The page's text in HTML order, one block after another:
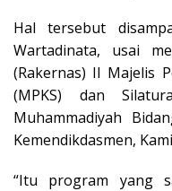
Hal tersebut
Wartadinata, usai
(Rakernas) II Majelis
(MPKS) dan
Muhammadiyah
Kemendikdasmen,
“Itu program yang